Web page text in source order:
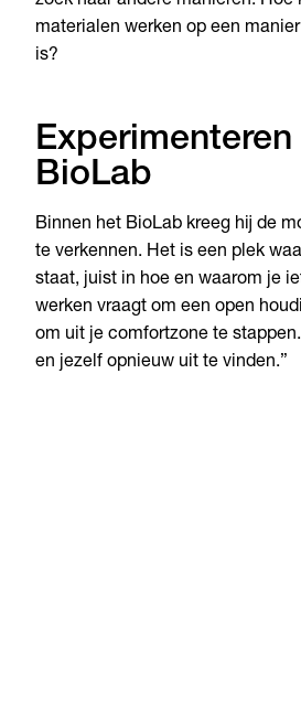
materialen werken op een
is?
BioLab
Binnen het BioLab kreeg hij de
te verkennen. Het is een plek
staat, juist in hoe en waarom je
werken vraagt om een open
om uit je comfortzone te
en jezelf opnieuw uit te vinden.”